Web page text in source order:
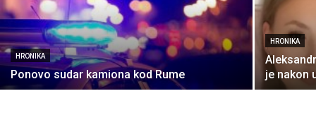
HRONIKA
Ponovo sudar kamiona kod Rume
HRONIKA
je nakon